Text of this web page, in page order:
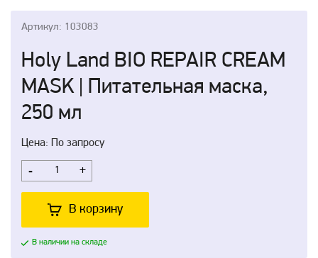
Артикул: 103083
Holy Land BIO REPAIR CREAM
MASK | Питательная маска,
250 мл
Цена: По запросу
- +
В корзину
В наличии на складе